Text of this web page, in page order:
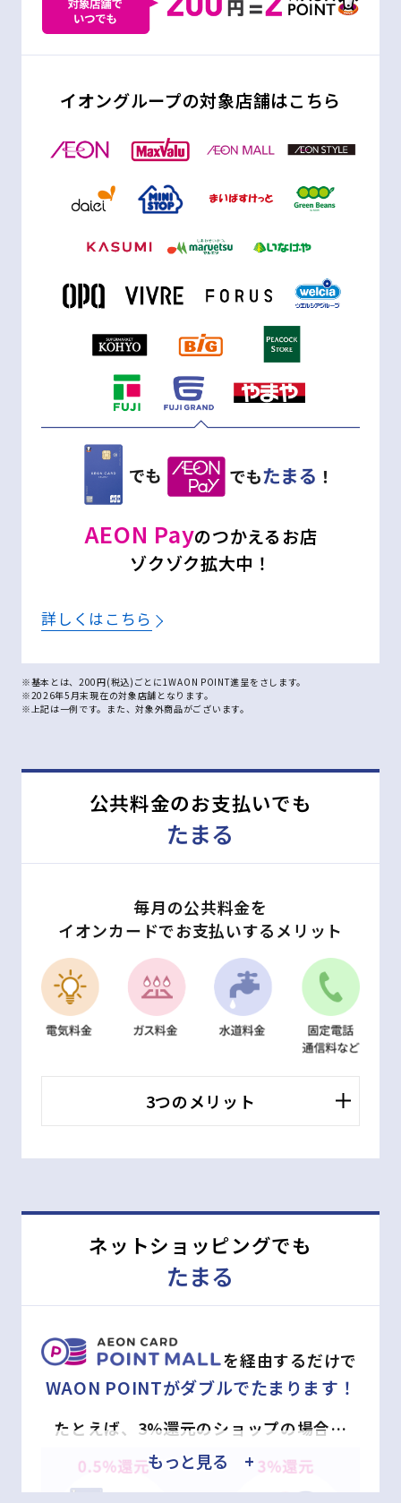
イオングループの対象店舗はこちら
AEON Payのつかえるお店
ゾクゾク拡大中！
詳しくはこちら
※基本とは、200円(税込)ごとに1WAON POINT進呈をさします。
※2026年5月末現在の対象店舗となります。
※上記は一例です。また、対象外商品がございます。
公共料金のお支払いでも
たまる
毎月の公共料金を
イオンカードでお支払いするメリット
3つのメリット
ネットショッピングでも
たまる
を経由するだけで
WAON POINTがダブルでたまります！
たとえば、3%還元のショップの場合…
もっと見る +